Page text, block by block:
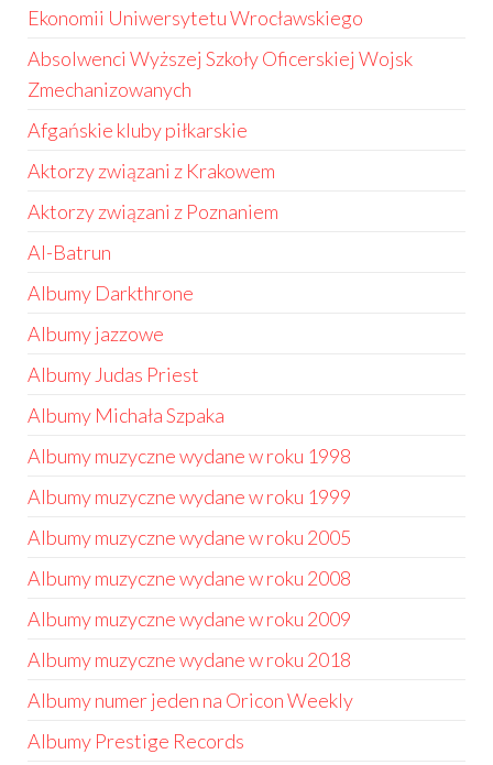
Ekonomii Uniwersytetu Wrocławskiego
Absolwenci Wyższej Szkoły Oficerskiej Wojsk
Zmechanizowanych
Afgańskie kluby piłkarskie
Aktorzy związani z Krakowem
Aktorzy związani z Poznaniem
Al-Batrun
Albumy Darkthrone
Albumy jazzowe
Albumy Judas Priest
Albumy Michała Szpaka
Albumy muzyczne wydane w roku 1998
Albumy muzyczne wydane w roku 1999
Albumy muzyczne wydane w roku 2005
Albumy muzyczne wydane w roku 2008
Albumy muzyczne wydane w roku 2009
Albumy muzyczne wydane w roku 2018
Albumy numer jeden na Oricon Weekly
Albumy Prestige Records